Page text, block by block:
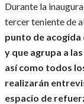
Durante la
tercer teniente de
punto de acogida
y que agrupa a
así como todos
realizarán
espacio de